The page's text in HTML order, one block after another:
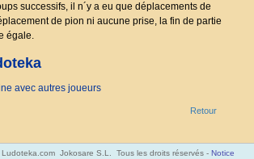
successifs, il n´y a eu que déplacements de
de pion ni aucune prise, la fin de partie
égale.
avec autres joueurs
Retour
Jokosare S.L. Tous les droits réservés - Notice